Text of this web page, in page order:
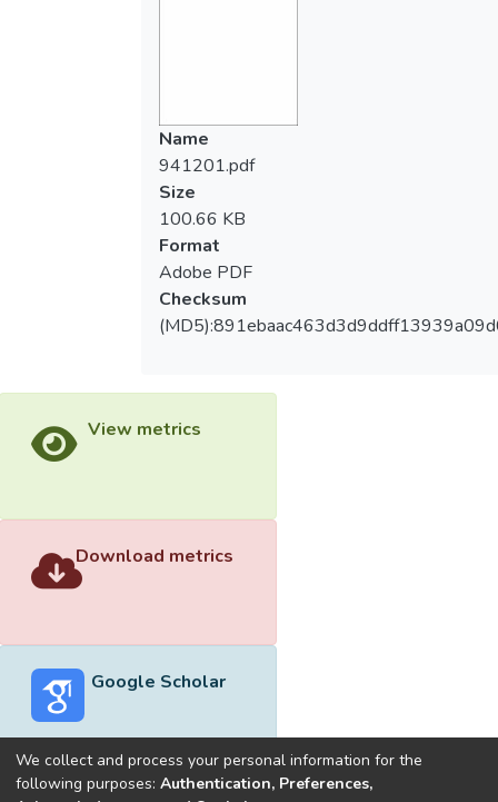
Name
941201.pdf
Size
100.66 KB
Format
Adobe PDF
Checksum
View metrics
Download metrics
Google Scholar
We collect and process your personal information for the
following purposes: Authentication, Preferences,